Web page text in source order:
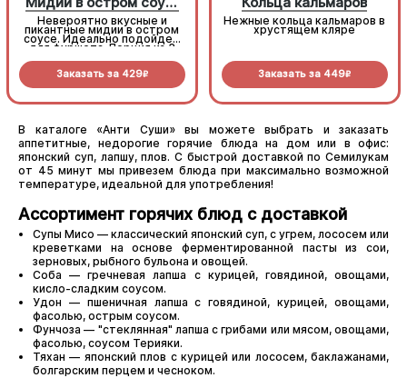
Невероятно вкусные и
пикантные мидии в остром
соусе. Идеально подойдет
для фуршета. Порция из 3
Заказать за 429R
Нежные кольца кальмаров в
хрустящем кляре
Заказать за 449R
В каталоге «Анти Суши» вы можете выбрать и заказать
аппетитные, недорогие горячие блюда на дом или в офис:
японский суп, лапшу, плов. С быстрой доставкой по Семилукам
от 45 минут мы привезем блюда при максимально возможной
температуре, идеальной для употребления!
Ассортимент горячих блюд с доставкой
Супы Мисо — классический японский суп, с угрем, лососем или
креветками на основе ферментированной пасты из сои,
зерновых, рыбного бульона и овощей.
Соба — гречневая лапша с курицей, говядиной, овощами,
кисло-сладким соусом.
Удон — пшеничная лапша с говядиной, курицей, овощами,
фасолью, острым соусом.
Фунчоза — "стеклянная" лапша с грибами или мясом, овощами,
фасолью, соусом Терияки.
Тяхан — японский плов с курицей или лососем, баклажанами,
болгарским перцем и чесноком.